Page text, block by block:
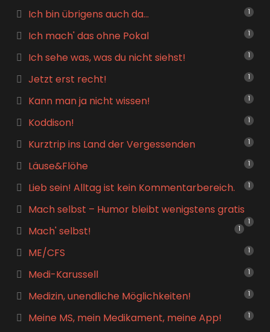
Ich bin übrigens auch da… 1
Ich mach' das ohne Pokal 1
Ich sehe was, was du nicht siehst! 1
Jetzt erst recht! 1
Kann man ja nicht wissen! 1
Koddison! 1
Kurztrip ins Land der Vergessenden 1
Läuse&Flöhe 1
Lieb sein! Alltag ist kein Kommentarbereich. 1
Mach selbst – Humor bleibt wenigstens gratis
1
Mach' selbst! 1
ME/CFS 1
Medi-Karussell 1
Medizin, unendliche Möglichkeiten! 1
Meine MS, mein Medikament, meine App! 1